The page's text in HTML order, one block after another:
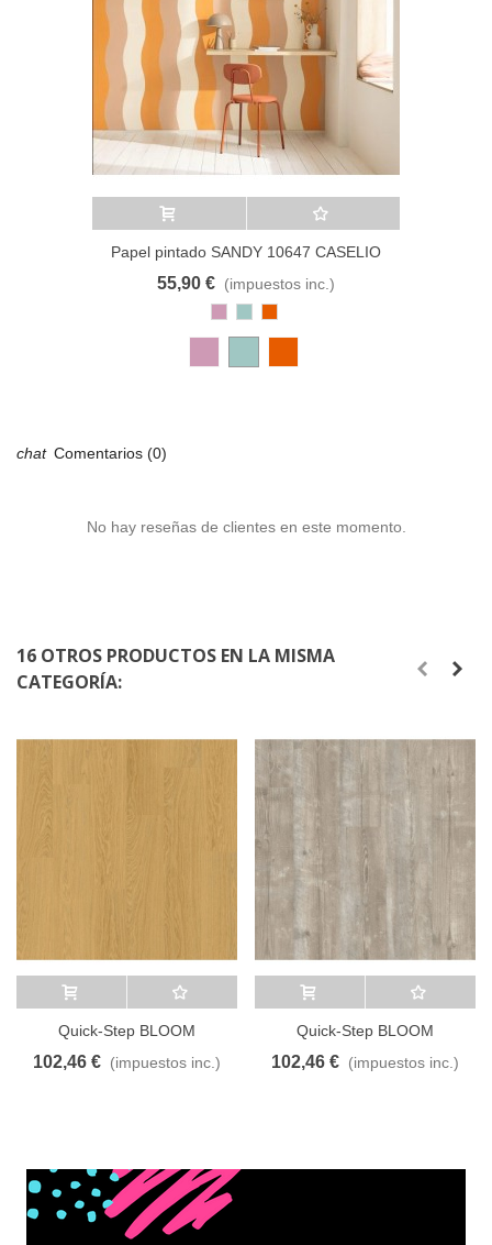
Añadir al carrito A lista de deseos
Papel pintado SANDY 10647 CASELIO
55,90 € (impuestos inc.)
RosaAzulCobre
Comentarios (0)
No hay reseñas de clientes en este momento.
16 OTROS PRODUCTOS EN LA MISMA
CATEGORÍA:
Añadir al carrito A lista de deseos
Quick-Step BLOOM
AVMPU40098 Roble pura
miel
102,46 € (impuestos inc.)
Añadir al carrito A lista de deseos
Quick-Step BLOOM
AVMPU40074 Pino neblina
matinal
102,46 € (impuestos inc.)